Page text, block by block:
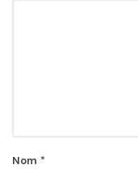
Nom *